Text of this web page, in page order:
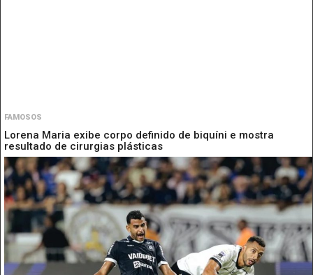
FAMOSOS
Lorena Maria exibe corpo definido de biquíni e mostra
resultado de cirurgias plásticas